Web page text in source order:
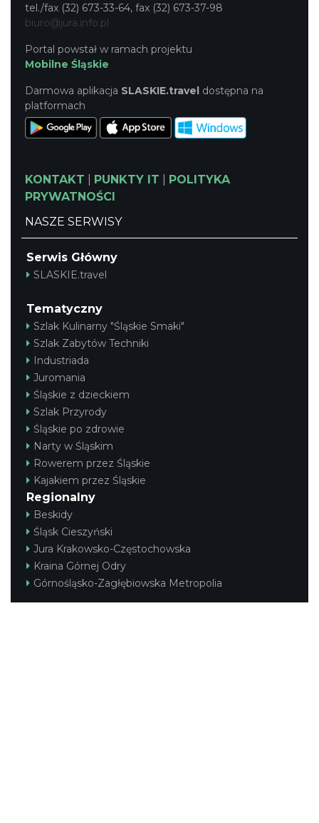
tel./fax (32) 673-33-64, fax (32) 673-37-98
biuro@jura.info.pl
Portal powstał w ramach projektu
Mobilne Śląskie
Darmowa aplikacja SLASKIE.travel dostępna na
platformach
KONTAKT PUNKTY IT
POLITYKA
PRYWATNOŚCI
NASZE SERWISY
Serwis Główny
SLASKIE.travel
Tematyczny
Szlak Kulinarny "Śląskie Smaki"
Szlak Zabytów Techniki
Industriada
Juromania
Śląskie z dzieckiem
Szlak Przyrody
Śląskie po zdrowie
Narty w Śląskim
Rowerem przez Śląskie
Kajakiem przez Śląskie
Regionalny
Beskidy
Śląsk Cieszyński
Jura Krakowsko-Częstochowska
Kraina Górnej Odry
Górnośląsko-Zagłębiowska Metropolia